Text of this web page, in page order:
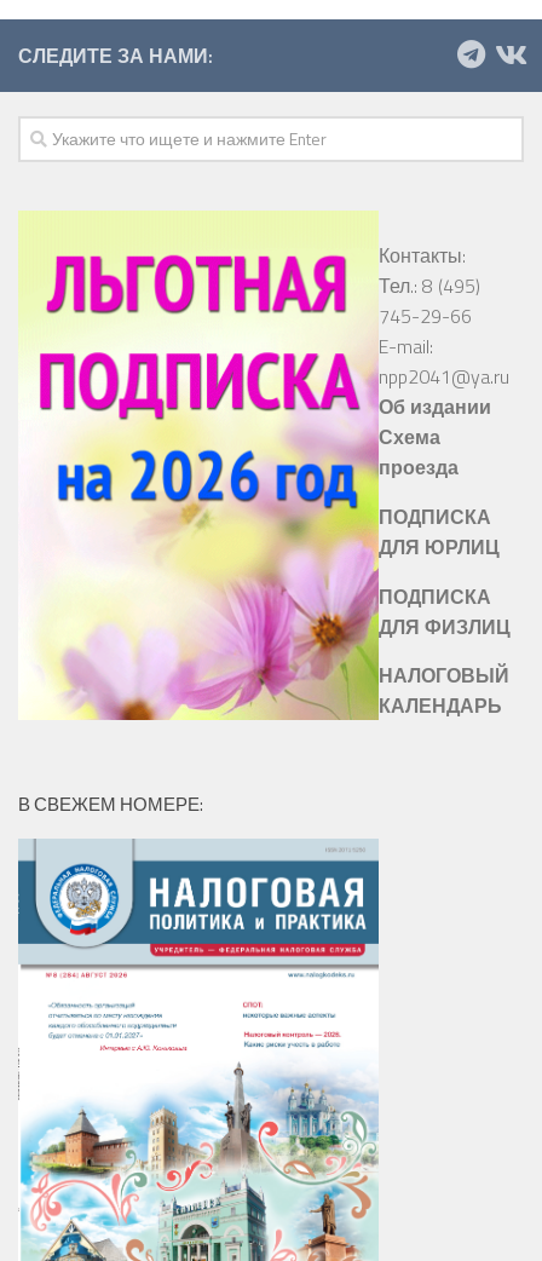
СЛЕДИТЕ ЗА НАМИ:
Контакты:
Тел.: 8 (495)
745-29-66
E-mail:
npp2041@ya.ru
Об издании
Схема
проезда
ПОДПИСКА
ДЛЯ ЮРЛИЦ
ПОДПИСКА
ДЛЯ ФИЗЛИЦ
НАЛОГОВЫЙ
КАЛЕНДАРЬ
В СВЕЖЕМ НОМЕРЕ: